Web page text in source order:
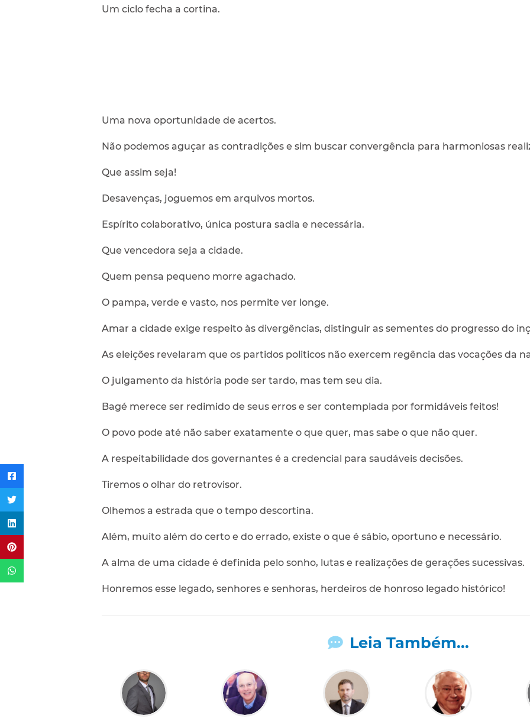
Um ciclo fecha a cortina.
Uma nova oportunidade de acertos.
Não podemos aguçar as contradições e sim buscar convergência para harmoniosas
Que assim seja!
Desavenças, joguemos em arquivos mortos.
Espírito colaborativo, única postura sadia e necessária.
Que vencedora seja a cidade.
Quem pensa pequeno morre agachado.
O pampa, verde e vasto, nos permite ver longe.
Amar a cidade exige respeito às divergências, distinguir as sementes do progresso do
As eleições revelaram que os partidos politicos não exercem regência das vocações da
O julgamento da história pode ser tardo, mas tem seu dia.
Bagé merece ser redimido de seus erros e ser contemplada por formidáveis feitos!
O povo pode até não saber exatamente o que quer, mas sabe o que não quer.
A respeitabilidade dos governantes é a credencial para saudáveis decisões.
Tiremos o olhar do retrovisor.
Olhemos a estrada que o tempo descortina.
Além, muito além do certo e do errado, existe o que é sábio, oportuno e necessário.
A alma de uma cidade é definida pelo sonho, lutas e realizações de gerações sucessivas.
Honremos esse legado, senhores e senhoras, herdeiros de honroso legado histórico!
Leia Também...